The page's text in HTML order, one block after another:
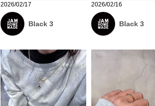
2026/02/17
Black 3
2026/02/16
Black 3